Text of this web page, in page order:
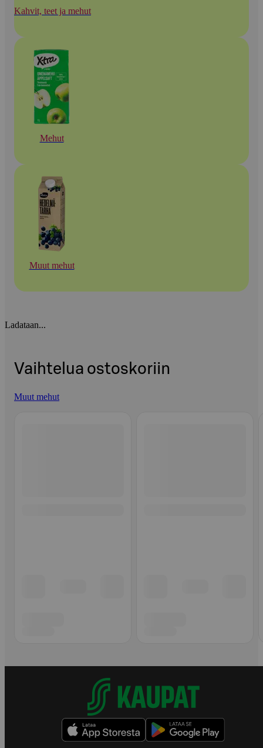
Kahvit, teet ja mehut
Mehut
Muut mehut
Ladataan...
Vaihtelua ostoskoriin
Muut mehut